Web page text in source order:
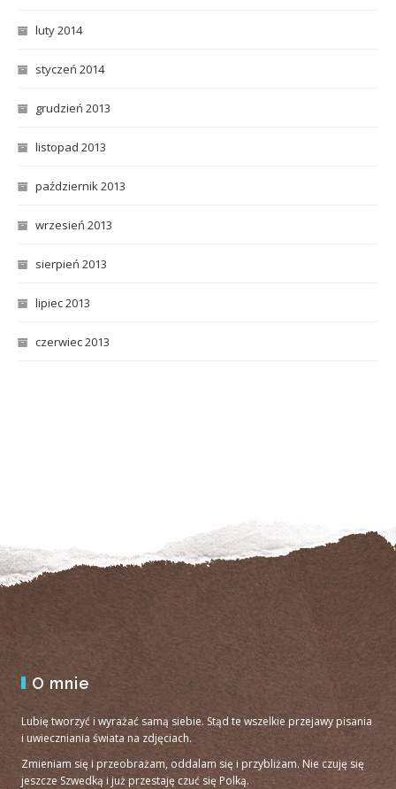
luty 2014
styczeń 2014
grudzień 2013
listopad 2013
październik 2013
wrzesień 2013
sierpień 2013
lipiec 2013
czerwiec 2013
O mnie
Lubię tworzyć i wyrażać samą siebie. Stąd te wszelkie przejawy pisania
i uwieczniania świata na zdjęciach.
Zmieniam się i przeobrażam, oddalam się i przybliżam. Nie czuję się
jeszcze Szwedką i już przestaję czuć się Polką.